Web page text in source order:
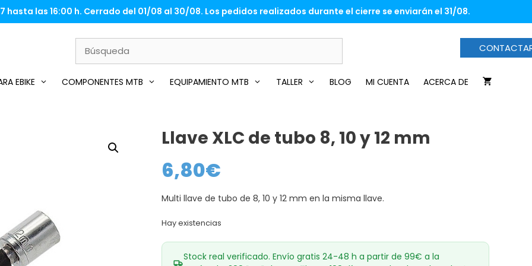
las 16:00 h. Cerrado del 01/08 al 30/08. Los pedidos realizados durante el cierre se enviarán el 31/08.
EBIKE COMPONENTES MTB EQUIPAMIENTO MTB TALLER BLOG MI CUENTA ACERCA DE
Llave XLC de tubo 8, 10 y 12 mm
6,80€
Multi llave de tubo de 8, 10 y 12 mm en la misma llave.
Hay existencias
Stock real verificado. Envío gratis 24-48 h a partir de 99€ a la
tubo
8,
10
12
cantidad